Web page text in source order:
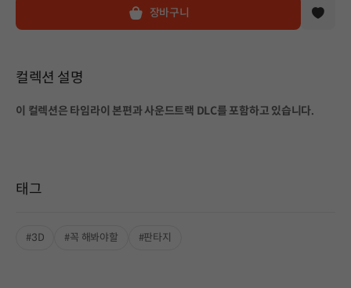
장바구니
컬렉션 설명
이 컬렉션은 타임라이 본편과 사운드트랙 DLC를 포함하고 있습니다.
태그
#3D #꼭 해봐야할 #판타지